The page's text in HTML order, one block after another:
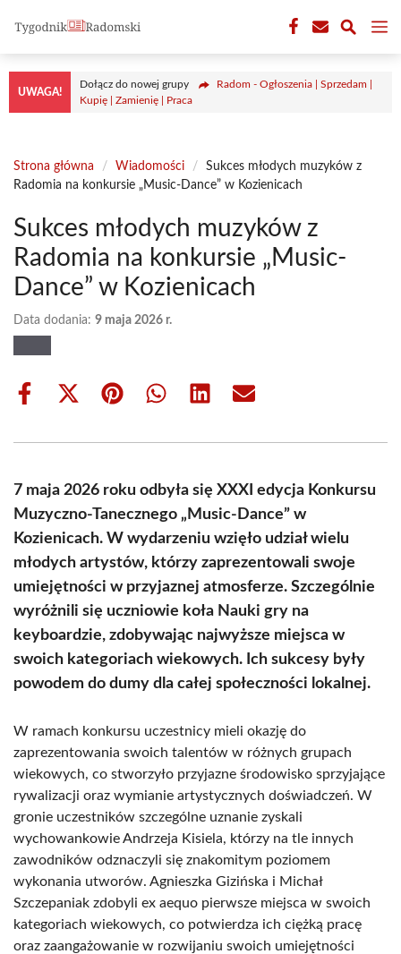
treści
UWAGA!
Dołącz do nowej grupy
Radom - Ogłoszenia | Sprzedam |
Kupię | Zamienię | Praca
Strona główna / Wiadomości /
Sukces młodych muzyków z
Radomia na konkursie „Music-Dance” w Kozienicach
Sukces młodych muzyków z
Radomia na konkursie „Music-
Dance” w Kozienicach
Data dodania: 9 maja 2026 r.
Share
Share
(Twitter)
Share Share Share Share
7 maja 2026 roku odbyła się XXXI edycja Konkursu
Muzyczno-Tanecznego „Music-Dance” w
Kozienicach. W wydarzeniu wzięło udział wielu
młodych artystów, którzy zaprezentowali swoje
umiejętności w przyjaznej atmosferze. Szczególnie
wyróżnili się uczniowie koła Nauki gry na
keyboardzie, zdobywając najwyższe miejsca w
swoich kategoriach wiekowych. Ich sukcesy były
powodem do dumy dla całej społeczności lokalnej.
W ramach konkursu uczestnicy mieli okazję do
zaprezentowania swoich talentów w różnych grupach
wiekowych, co stworzyło przyjazne środowisko sprzyjające
rywalizacji oraz wymianie artystycznych doświadczeń. W
gronie uczestników szczególne uznanie zyskali
wychowankowie Andrzeja Kisiela, którzy na tle innych
zawodników odznaczyli się znakomitym poziomem
wykonania utworów. Agnieszka Gizińska i Michał
Szczepaniak zdobyli ex aequo pierwsze miejsca w swoich
kategoriach wiekowych, co potwierdza ich ciężką pracę
oraz zaangażowanie w rozwijaniu swoich umiejętności